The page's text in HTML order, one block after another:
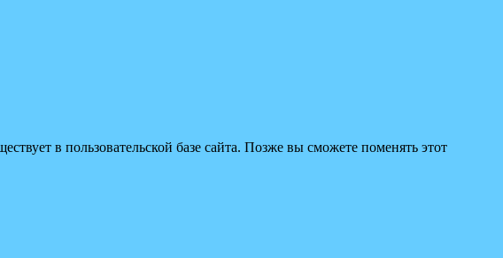
в пользовательской базе сайта. Позже вы сможете поменять этот